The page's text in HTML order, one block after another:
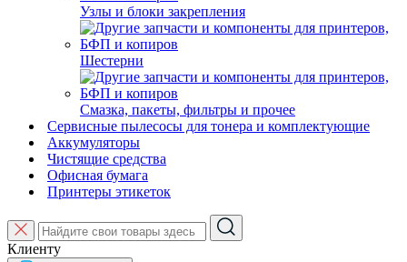
Узлы и блоки закрепления
Шестерни
Смазка, пакеты, фильтры и прочее
Сервисные пылесосы для тонера и комплектующие
Аккумуляторы
Чистящие средства
Офисная бумага
Принтеры этикеток
Клиенту